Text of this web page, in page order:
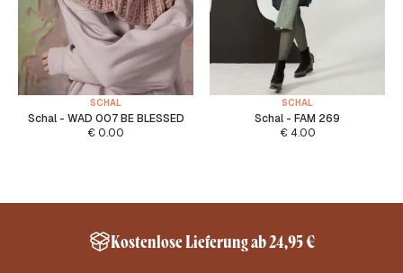
SCHAL
Schal - WAD 007 BE BLESSED
€ 0.00
SCHAL
Schal - FAM 269
€4.00
Kostenlose Lieferung ab 24,95 €